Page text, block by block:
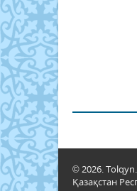
© 2026.
Қазақстан